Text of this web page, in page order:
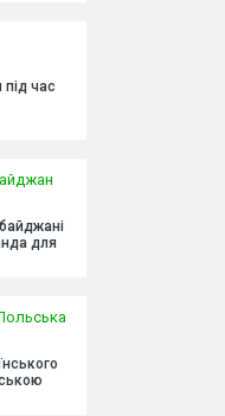
час
для